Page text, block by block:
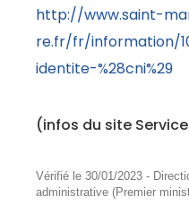
http://www.saint-
re.fr/fr/information/
identite-%28cni%29
(infos du site
Vérifié le 30/01/2023 -
administrative (Premier